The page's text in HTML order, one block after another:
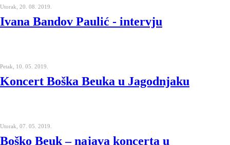
Utorak, 20. 08. 2019.
Ivana Bandov Paulić - intervju
Petak, 10. 05. 2019.
Koncert Boška Beuka u Jagodnjaku
Utorak, 07. 05. 2019.
Boško Beuk – najava koncerta u